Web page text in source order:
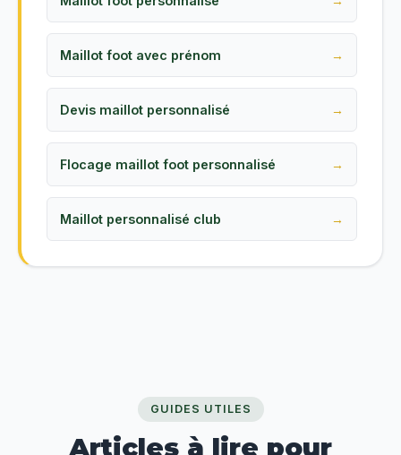
Maillot foot avec prénom
Devis maillot personnalisé
Flocage maillot foot personnalisé
Maillot personnalisé club
GUIDES UTILES
Articles à lire pour